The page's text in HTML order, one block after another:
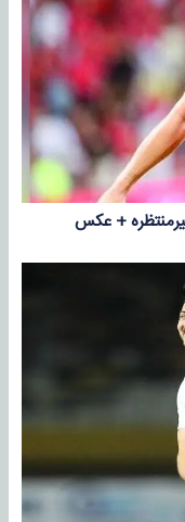
+ عکس